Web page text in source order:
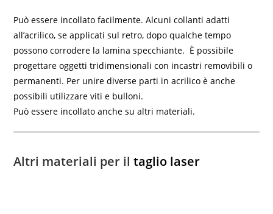
Può essere incollato facilmente. Alcuni collanti adatti
all’acrilico, se applicati sul retro, dopo qualche tempo
possono corrodere la lamina specchiante. È possibile
progettare oggetti tridimensionali con incastri removibili o
permanenti. Per unire diverse parti in acrilico è anche
possibili utilizzare viti e bulloni.
Può essere incollato anche su altri materiali.
Altri materiali per iltaglio laser